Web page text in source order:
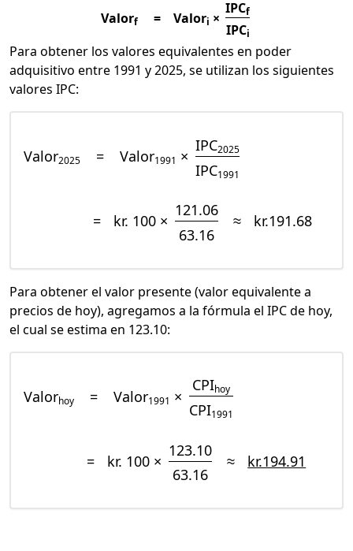
Valorf = Valori ×
IPCf
IPCi
Para obtener los valores equivalentes en poder
adquisitivo entre 1991 y 2025, se utilizan los siguientes
valores IPC:
Valor2025 = Valor1991 ×
IPC2025
IPC1991
= kr. 100 ×
121.06
63.16
≈ kr.191.68
Para obtener el valor presente (valor equivalente a
precios de hoy), agregamos a la fórmula el IPC de hoy,
el cual se estima en 123.10:
Valorhoy = Valor1991 ×
CPIhoy
CPI1991
= kr. 100 ×
123.10
63.16
≈ kr.194.91